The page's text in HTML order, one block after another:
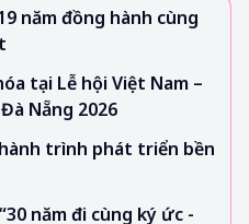
năm đồng hành cùng
tại Lễ hội Việt Nam –
Nẵng 2026
hành trình phát triển bền
năm đi cùng ký ức -